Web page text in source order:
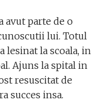
avut parte de o
lui. Totul
lesinat la scoala, in
Ajuns la spital in
resuscitat de
succes insa.